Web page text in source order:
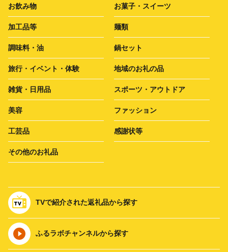
お飲み物 お菓子・スイーツ
加工品等 麺類
調味料・油 鍋セット
旅行・イベント・体験 地域のお礼の品
雑貨・日用品 スポーツ・アウトドア
美容 ファッション
工芸品 感謝状等
その他のお礼品
TVで紹介された返礼品から探す
ふるラボチャンネルから探す